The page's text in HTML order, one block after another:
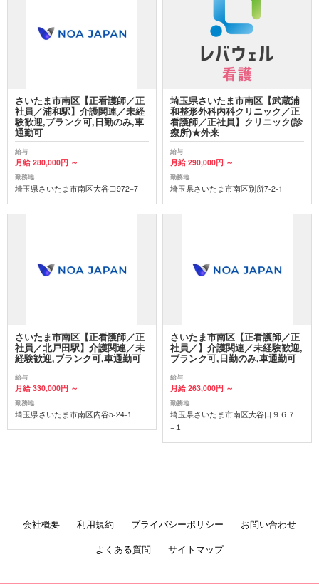
さいたま市南区【正看護師／正
社員／浦和駅】介護関連／未経
験歓迎,ブランク可,日勤のみ,車
通勤可
給与
月給 280,000円 ～
勤務地
埼玉県さいたま市南区大谷口972−7
埼玉県さいたま市南区【武蔵浦
和整形外科内科クリニック／正
看護師／正社員】クリニック(診
療所)★外来
給与
月給 290,000円 ～
勤務地
埼玉県さいたま市南区別所7-2-1
さいたま市南区【正看護師／正
社員／北戸田駅】介護関連／未
経験歓迎,ブランク可,車通勤可
給与
月給 330,000円 ～
勤務地
埼玉県さいたま市南区内谷5-24-1
さいたま市南区【正看護師／正
社員／】介護関連／未経験歓迎,
ブランク可,日勤のみ,車通勤可
給与
月給 263,000円 ～
勤務地
埼玉県さいたま市南区大谷口９６７
−１
会社概要 利用規約 プライバシーポリシー
お問い合わせ
よくある質問
サイトマップ